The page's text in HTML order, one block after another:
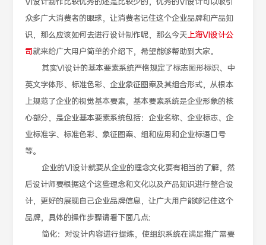
众多广大消费者的眼球，让消费者记住这个企业品牌和产品知
识，那么应该如何去进行设计制作呢，那么今天上海VI设计公
司就来给广大用户简单的介绍下，希望能够帮助到大家。
其实VI设计的基本要素系统严格规定了标志图形标识、中
英文字体形、标准色彩、企业象征图案及其组合形式，从根本
上规范了企业的视觉基本要素，基本要素系统是企业形象的核
心部分，是企业基本要素系统包括：企业名称、企业标志、企
业标准字、标准色彩、象征图案、组和应用和企业标语口号
等。
企业的VI设计就要从企业的理念文化要有相当的了解，然
后设计师要根据这个这些理念和文化以及产品知识进行整合设
计，更好的展现自己企业品牌信息，让广大用户能够记住这个
品牌，具体的操作步骤请看下面几点:
简化：对设计内容进行提炼，使组织系统在满足推广需要